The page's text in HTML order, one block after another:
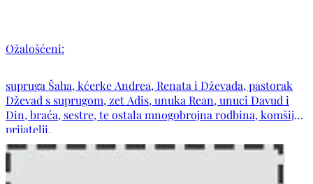
Ožalošćeni:
supruga Šaha, kćerke Andrea, Renata i Dževada, pastorak
Dževad s suprugom, zet Adis, unuka Rean, unuci Davud i
Din, braća, sestre, te ostala mnogobrojna rodbina, komšije i
prijatelji.